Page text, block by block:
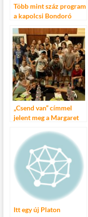
Több mint száz program
a kapolcsi Bondoró
„Csend van” címmel
jelent meg a Margaret
Superar kórussal közös
dala
Itt egy új Platon